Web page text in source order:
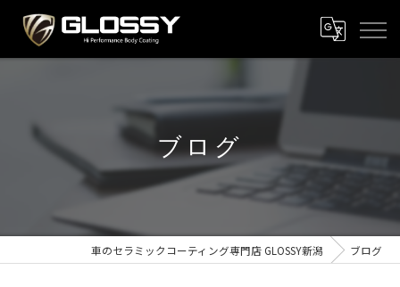
ブログ
車のセラミックコーティング専門店 GLOSSY新潟 ブログ